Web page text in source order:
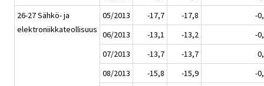
26-27 Sähkö- ja
elektroniikkateollisuus
05/2013 -17,7 -17,8
-
06/2013
-13,1 -13,2
-
07/2013
-13,7 -13,7
08/2013
-15,8 -15,9
-